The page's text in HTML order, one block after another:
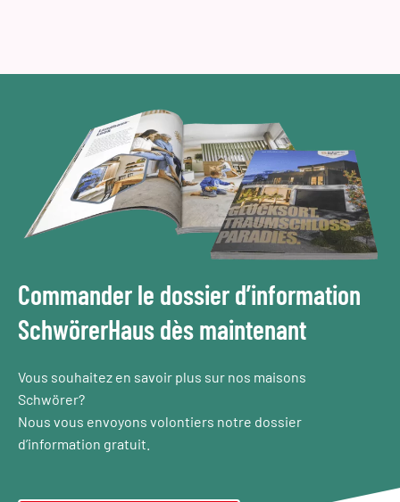
Commander le dossier d’information
SchwörerHaus dès maintenant
Vous souhaitez en savoir plus sur nos maisons
Schwörer?
Nous vous envoyons volontiers notre dossier
d’information gratuit.